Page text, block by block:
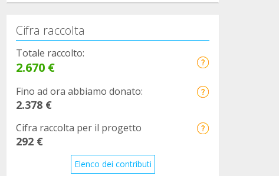
Cifra raccolta
Totale raccolto:
2.670 €
Fino ad ora abbiamo donato:
2.378 €
Cifra raccolta per il progetto
292 €
Elenco dei contributi